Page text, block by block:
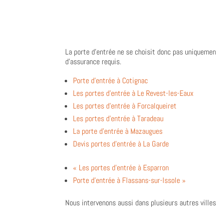
La porte d’entrée ne se choisit donc pas
d’assurance requis.
Porte d’entrée à Cotignac
Les portes d’entrée à Le Revest-les-Eaux
Les portes d’entrée à Forcalqueiret
Les portes d’entrée à Taradeau
La porte d’entrée à Mazaugues
Devis portes d’entrée à La Garde
« Les portes d’entrée à Esparron
Porte d’entrée à Flassans-sur-Issole »
Nous intervenons aussi dans plusieurs autres